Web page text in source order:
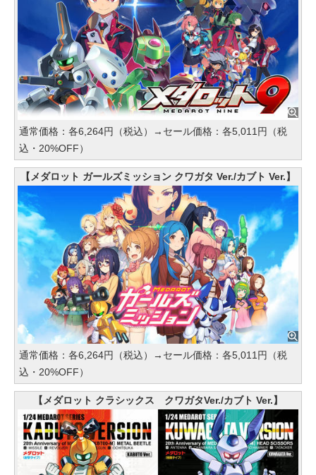
通常価格：各6,264円（税込）→セール価格：各5,011円（税
込・20%OFF）
【メダロット ガールズミッション クワガタ Ver./カブト Ver.】
通常価格：各6,264円（税込）→セール価格：各5,011円（税
込・20%OFF）
【メダロット クラシックス クワガタVer./カブト Ver.】